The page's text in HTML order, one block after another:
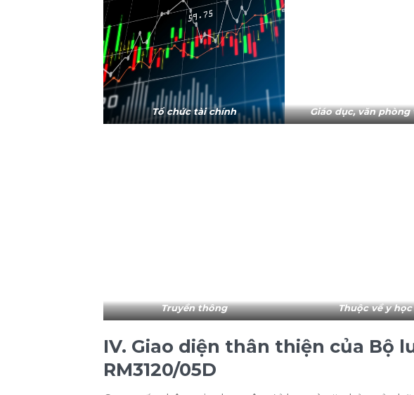
Tổ chức tài chính Giáo dục, văn phòng
Truyền thông Thuộc về y học
IV. Giao diện thân thiện của Bộ
RM3120/05D